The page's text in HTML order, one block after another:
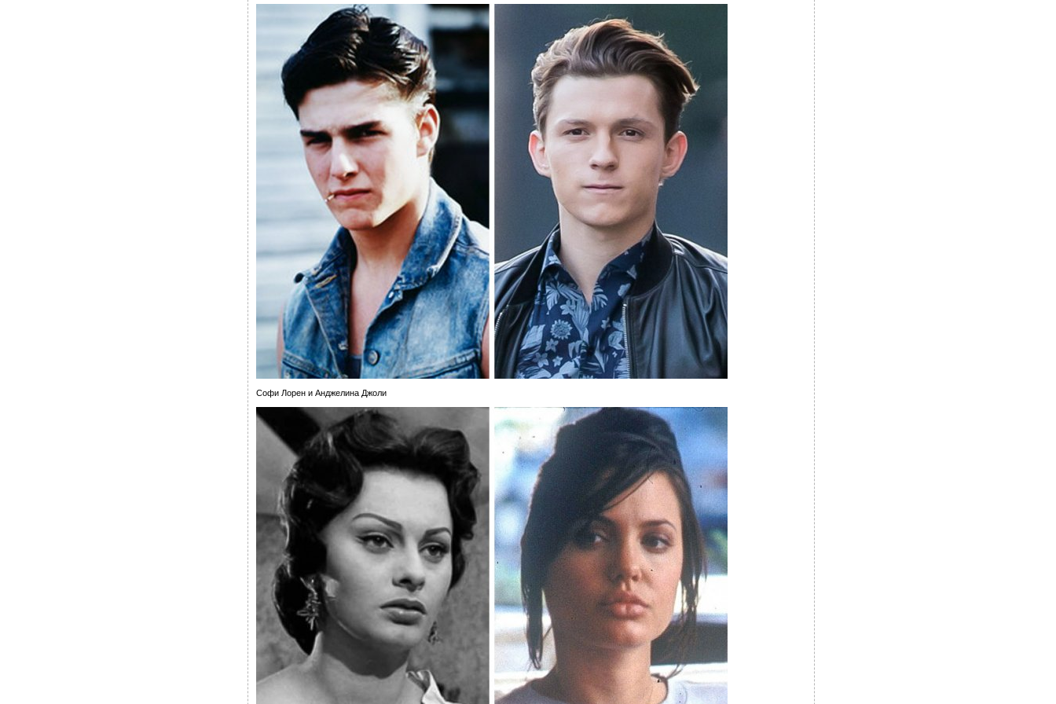
Софи Лорен и Анджелина Джоли